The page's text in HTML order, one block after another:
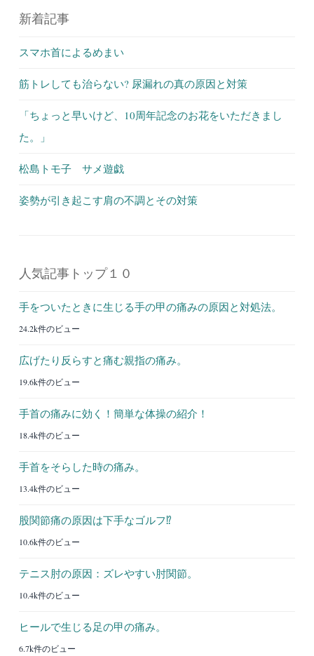
新着記事
スマホ首によるめまい
筋トレしても治らない? 尿漏れの真の原因と対策
「ちょっと早いけど、10周年記念のお花をいただきまし
た。」
松島トモ子 サメ遊戯
姿勢が引き起こす肩の不調とその対策
人気記事トップ１０
手をついたときに生じる手の甲の痛みの原因と対処法。
24.2k件のビュー
広げたり反らすと痛む親指の痛み。
19.6k件のビュー
手首の痛みに効く！簡単な体操の紹介！
18.4k件のビュー
手首をそらした時の痛み。
13.4k件のビュー
股関節痛の原因は下手なゴルフ⁉︎
10.6k件のビュー
テニス肘の原因：ズレやすい肘関節。
10.4k件のビュー
ヒールで生じる足の甲の痛み。
6.7k件のビュー